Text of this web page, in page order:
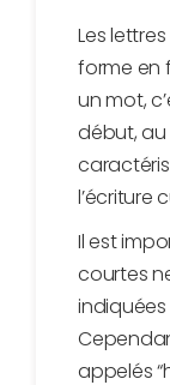
Les
forme en
un mot,
début, au
l’écriture
Il est
courtes
appelés